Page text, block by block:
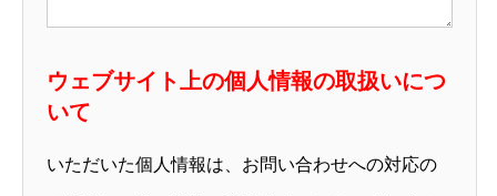
ウェブサイト上の個人情報の取扱いにつ
いて
いただいた個人情報は、お問い合わせへの対応の